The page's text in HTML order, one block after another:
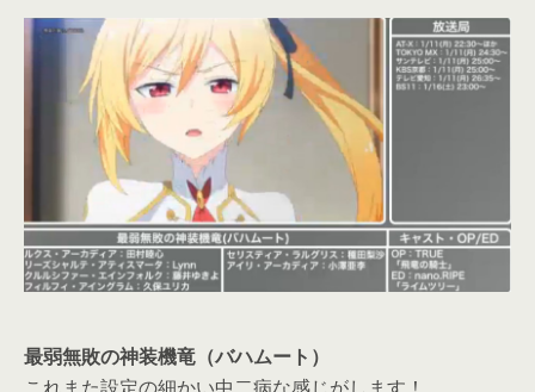
最弱無敗の神装機竜（バハムート）
これまた設定の細かい中二病な感じがします！